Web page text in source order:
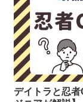
デイトラと忍